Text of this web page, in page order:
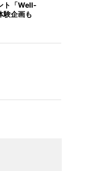
ト「Well-
験企画も